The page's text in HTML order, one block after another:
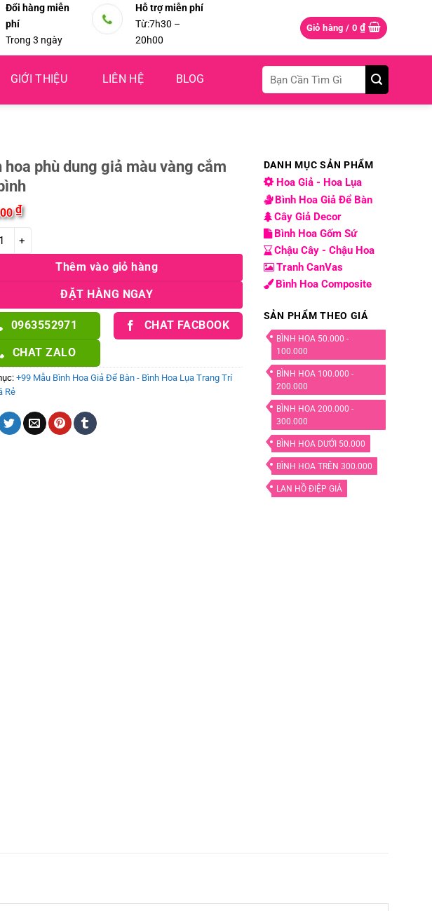
Đổi hàng miễn
phí
Trong 3 ngày
Hỗ trợ miễn phí
Từ:7h30 –
20h00
Giỏ hàng / 0 ₫
GIỚI THIỆU LIÊN HỆ BLOG
Tìm
kiếm:
hoa phù dung giả màu vàng cắm
₫
phù dung giả màu vàng cắm thả bình số lượng
Thêm vào giỏ hàng
ĐẶT HÀNG NGAY
0963552971 CHAT FACBOOK
CHAT ZALO
+99 Mẫu Bình Hoa Giả Để Bàn - Bình Hoa Lụa Trang Trí
Rẻ
DANH MỤC SẢN PHẨM
Hoa Giả - Hoa Lụa
Bình Hoa Giả Để Bàn
Cây Giả Decor
Bình Hoa Gốm Sứ
Chậu Cây - Chậu Hoa
Tranh CanVas
Bình Hoa Composite
SẢN PHẨM THEO GIÁ
BÌNH HOA 50.000 -
100.000
BÌNH HOA 100.000 -
200.000
BÌNH HOA 200.000 -
300.000
BÌNH HOA DƯỚI 50.000
BÌNH HOA TRÊN 300.000
LAN HỒ ĐIỆP GIẢ